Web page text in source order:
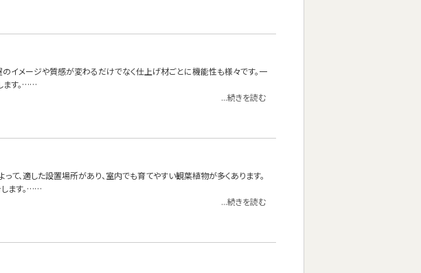
イメージや質感が変わるだけでなく仕上げ材ごとに機能性も様々です。一
ます。……
...続きを読む
、適した設置場所があり、室内でも育てやすい観葉植物が多くあります。
ます。……
...続きを読む